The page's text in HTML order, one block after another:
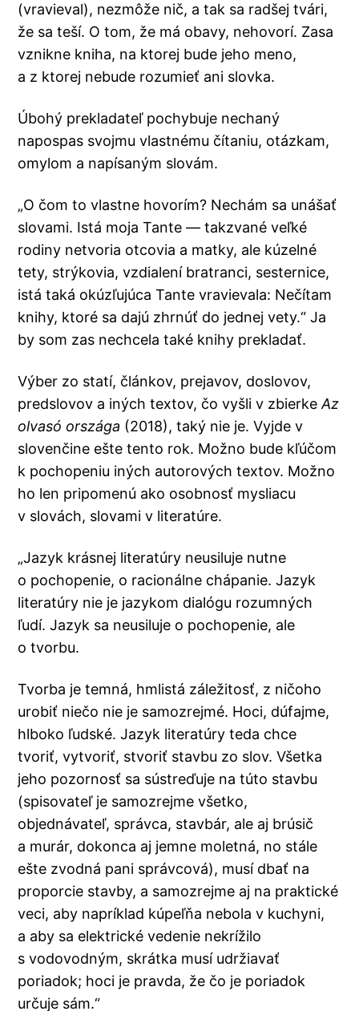
(vravieval), nezmôže nič, a tak sa radšej tvári,
že sa teší. O tom, že má obavy, nehovorí. Zasa
vznikne kniha, na ktorej bude jeho meno,
a z ktorej nebude rozumieť ani slovka.
Úbohý prekladateľ pochybuje nechaný
napospas svojmu vlastnému čítaniu, otázkam,
omylom a napísaným slovám.
„O čom to vlastne hovorím? Nechám sa unášať
slovami. Istá moja Tante — takzvané veľké
rodiny netvoria otcovia a matky, ale kúzelné
tety, strýkovia, vzdialení bratranci, sesternice,
istá taká okúzľujúca Tante vravievala: Nečítam
knihy, ktoré sa dajú zhrnúť do jednej vety.“ Ja
by som zas nechcela také knihy prekladať.
Výber zo statí, článkov, prejavov, doslovov,
predslovov a iných textov, čo vyšli v zbierkeAz
olvasó országa (2018), taký nie je. Vyjde v
slovenčine ešte tento rok. Možno bude kľúčom
k pochopeniu iných autorových textov. Možno
ho len pripomenú ako osobnosť mysliacu
v slovách, slovami v literatúre.
„Jazyk krásnej literatúry neusiluje nutne
o pochopenie, o racionálne chápanie. Jazyk
literatúry nie je jazykom dialógu rozumných
ľudí. Jazyk sa neusiluje o pochopenie, ale
o tvorbu.
Tvorba je temná, hmlistá záležitosť, z ničoho
urobiť niečo nie je samozrejmé. Hoci, dúfajme,
hlboko ľudské. Jazyk literatúry teda chce
tvoriť, vytvoriť, stvoriť stavbu zo slov. Všetka
jeho pozornosť sa sústreďuje na túto stavbu
(spisovateľ je samozrejme všetko,
objednávateľ, správca, stavbár, ale aj brúsič
a murár, dokonca aj jemne moletná, no stále
ešte zvodná pani správcová), musí dbať na
proporcie stavby, a samozrejme aj na praktické
veci, aby napríklad kúpeľňa nebola v kuchyni,
a aby sa elektrické vedenie nekrížilo
s vodovodným, skrátka musí udržiavať
poriadok; hoci je pravda, že čo je poriadok
určuje sám.“